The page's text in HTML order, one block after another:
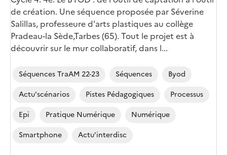
de création. Une séquence proposée par Séverine
Salillas, professeure d'arts plastiques au collège
Pradeau-la Sède,Tarbes (65). Tout le projet est à
découvrir sur le mur collaboratif, dans l...
Séquences TraAM 22-23 Séquences
Byod
Actu'scénarios
Pistes Pédagogiques
Processus
Epi
Pratique Numérique
Numérique
Smartphone
Actu'interdisc